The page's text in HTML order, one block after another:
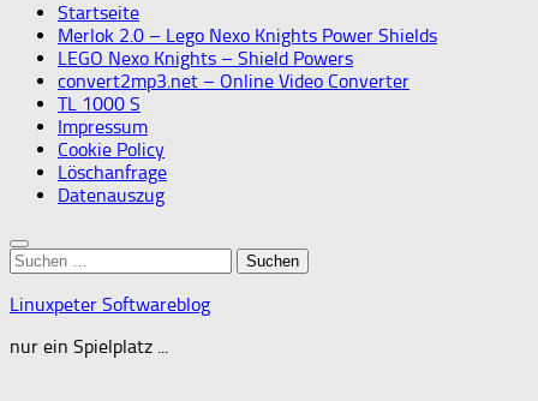
Startseite
Merlok 2.0 – Lego Nexo Knights Power Shields
LEGO Nexo Knights – Shield Powers
convert2mp3.net – Online Video Converter
TL 1000 S
Impressum
Cookie Policy
Löschanfrage
Datenauszug
Suchen
nach:
Linuxpeter Softwareblog
nur ein Spielplatz ...